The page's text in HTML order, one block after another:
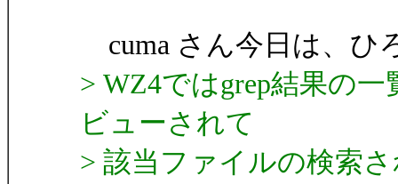
cuma さん今日は、ひ
> WZ4ではgrep結果の
ビューされて
> 該当ファイルの検索